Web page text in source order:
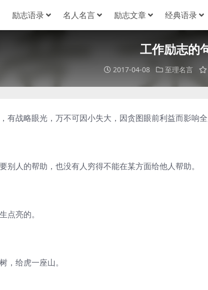
励志语录 名人名言 励志文章 经典语录
工作励志的
2017-04-08 至理名言
有战略眼光，万不可因小失大，因贪图眼前利益而影响全
别人的帮助，也没有人穷得不能在某方面给他人帮助。
点亮的。
，给虎一座山。